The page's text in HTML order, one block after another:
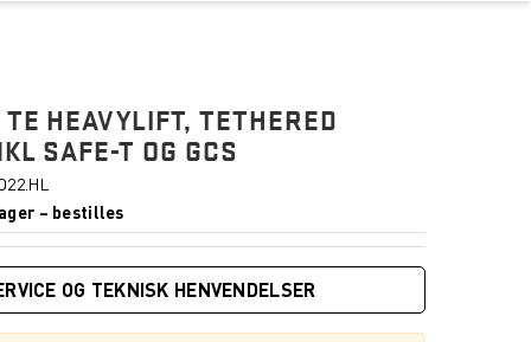
HEAVYLIFT, TETHERED
SAFE-T OG GCS
– bestilles
OG TEKNISK HENVENDELSER